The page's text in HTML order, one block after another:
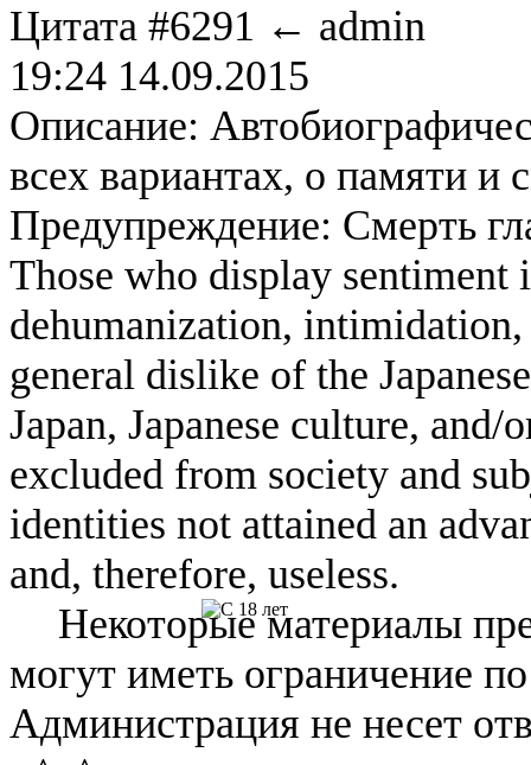
Цитата #6291 ← admin
19:24 14.09.2015
Описание:
всех вариантах, о памяти и
Предупреждение: Смерть
Those who display
dehumanization,
general dislike of the
Japan, Japanese culture, and/
excluded from society and
identities not attained an
and, therefore, useless.
Некоторые материалы
могут иметь ограничение
Администрация не несет